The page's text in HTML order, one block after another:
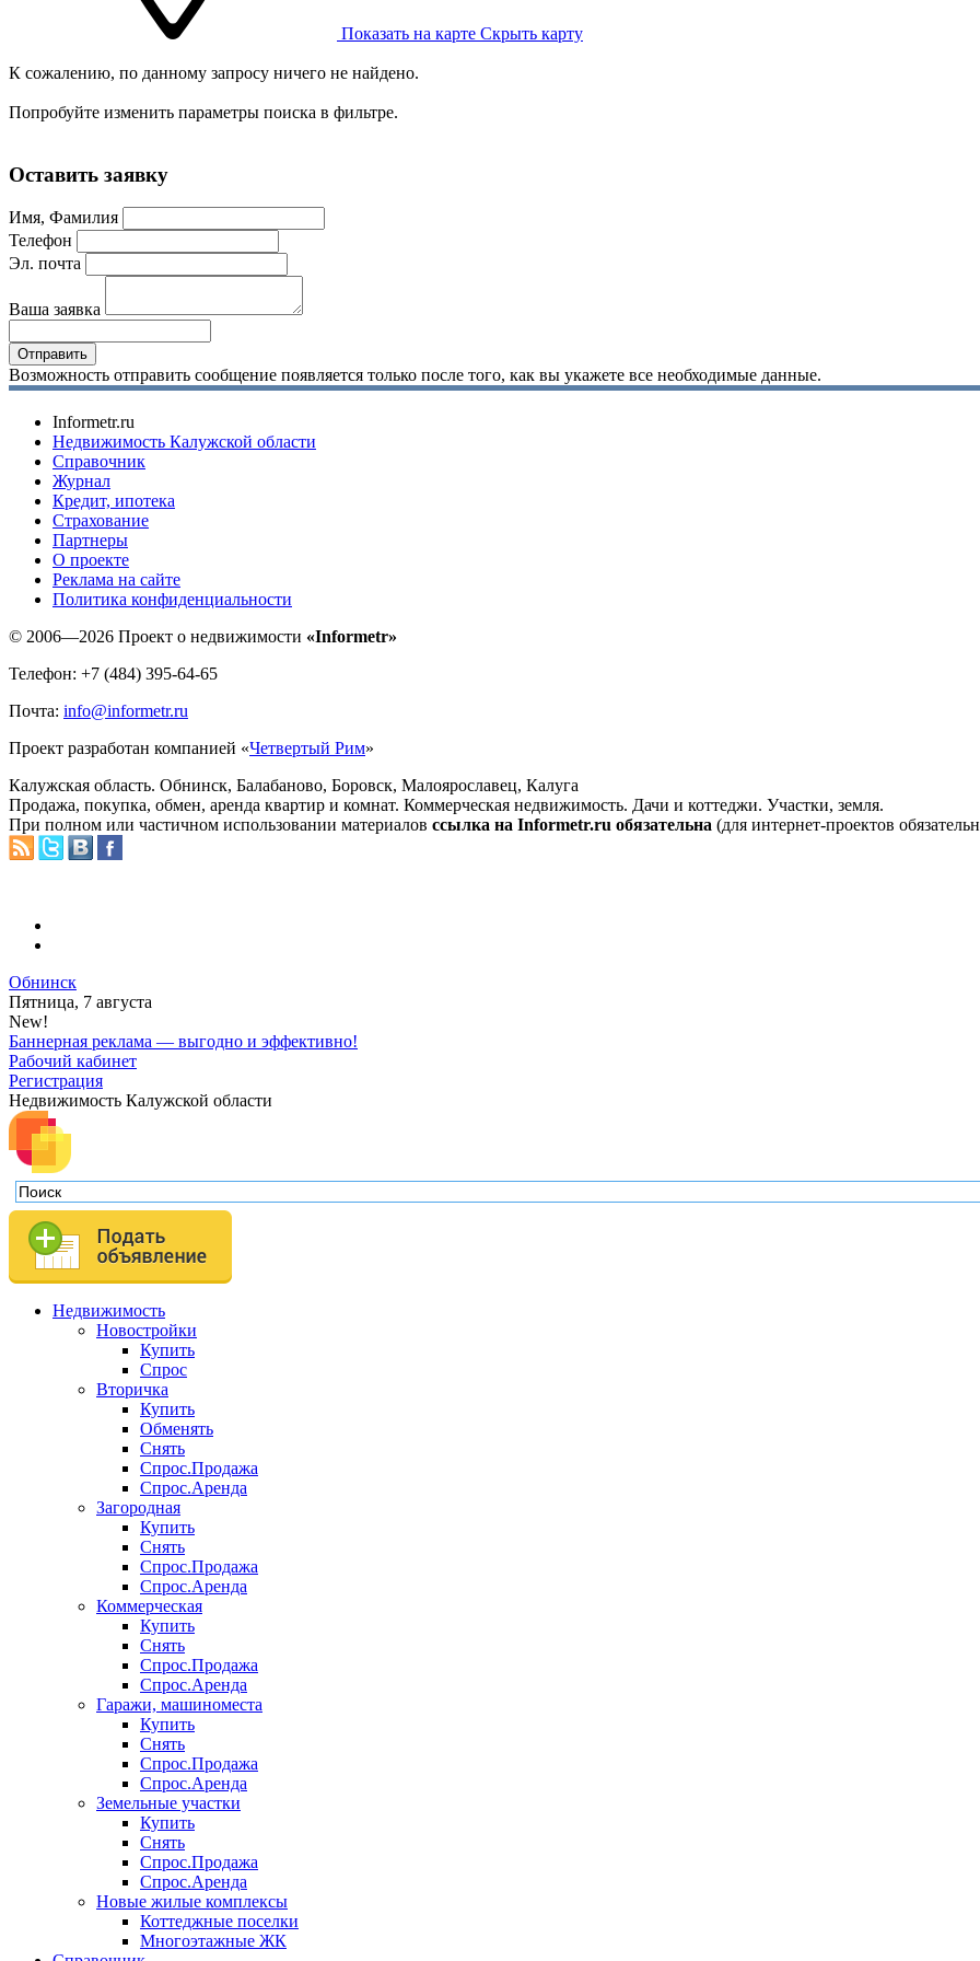
Показать на карте Скрыть карту
К сожалению, по данному запросу ничего не найдено.
Попробуйте изменить параметры поиска в фильтре.
Оставить заявку
Имя, Фамилия
Телефон
Эл. почта
Ваша заявка
Возможность отправить сообщение появляется только после того, как вы укажете все необходимые данные.
Informetr.ru
Недвижимость Калужской области
Справочник
Журнал
Кредит, ипотека
Страхование
Партнеры
O проекте
Реклама на сайте
Политика конфиденциальности
© 2006—2026 Проект о недвижимости «Informetr»
Телефон: +7 (484) 395-64-65
Почта: info@informetr.ru
Проект разработан компанией «Четвертый Рим»
Калужская область. Обнинск, Балабаново, Боровск, Малоярославец, Калуга
Продажа, покупка, обмен, аренда квартир и комнат. Коммерческая недвижимость. Дачи и коттеджи. Участки, земля.
При полном или частичном использовании материалов ссылка на Informetr.ru обязательна (для интернет-проектов
Обнинск
Пятница, 7 августа
New!
Баннерная реклама — выгодно и эффективно!
Рабочий кабинет
Регистрация
Недвижимость Калужской области
Недвижимость
Новостройки
Купить
Спрос
Вторичка
Купить
Обменять
Снять
Спрос.Продажа
Спрос.Аренда
Загородная
Купить
Снять
Спрос.Продажа
Спрос.Аренда
Коммерческая
Купить
Снять
Спрос.Продажа
Спрос.Аренда
Гаражи, машиноместа
Купить
Снять
Спрос.Продажа
Спрос.Аренда
Земельные участки
Купить
Снять
Спрос.Продажа
Спрос.Аренда
Новые жилые комплексы
Коттеджные поселки
Многоэтажные ЖК